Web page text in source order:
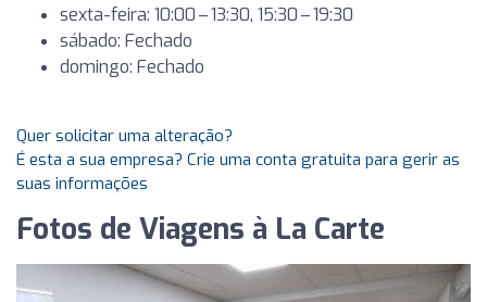
sexta-feira: 10:00 – 13:30, 15:30 – 19:30
sábado: Fechado
domingo: Fechado
Quer solicitar uma alteração?
É esta a sua empresa? Crie uma conta gratuita para gerir as
suas informações
Fotos de Viagens à La Carte